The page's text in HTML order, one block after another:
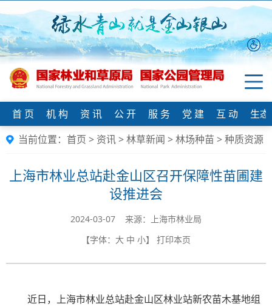
首 页 机 构 资 讯 公 开 服 务 党 建 互 动
生
当前位置： 首页 > 资讯>林草新闻 >林场种苗 >种质资源
上海市林业总站赴金山区召开保障性苗圃建
设推进会
2024-03-07 来源：上海市林业局
【字体： 大 中 小】 打印本页
近日，上海市林业总站赴金山区林业站新农苗木基地组